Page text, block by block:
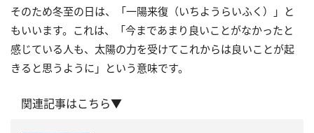
そのため冬至の日は、「一陽来復（いちようらいふく）」と
もいいます。これは、「今まであまり良いことがなかったと
感じている人も、太陽の力を受けてこれからは良いことが起
きると思うように」という意味です。
関連記事はこちら▼